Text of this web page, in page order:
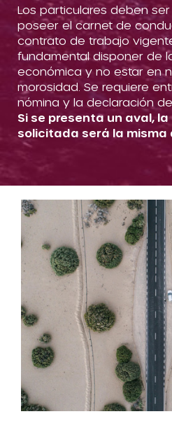
Los particulares deben
poseer el carnet de
contrato de trabajo
fundamental disponer de
económica y no estar en
morosidad. Se requiere
nómina y la declaración
Si se presenta un aval,
solicitada será la misma